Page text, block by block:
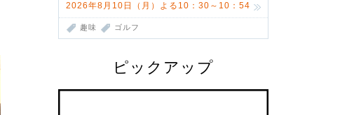
2026年8月10日（月）よる10：30～10：54
趣味 ゴルフ
ピックアップ